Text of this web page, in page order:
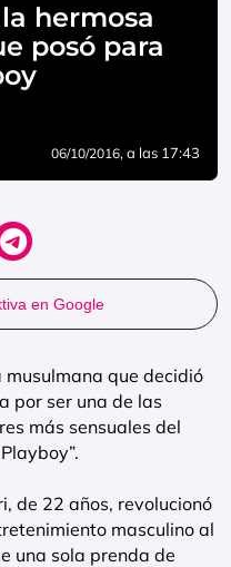
hermosa
posó para
06/10/2016, a las 17:43
en Google
que decidió
por ser una de las
más sensuales del
de 22 años, revolucionó
masculino al
una sola prenda de